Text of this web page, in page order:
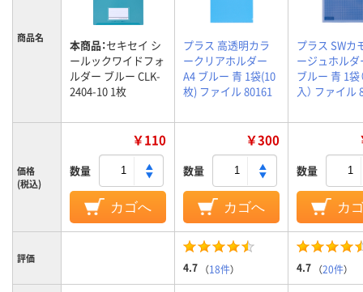
商品名 本商品：セキセイ シ
ールックワイドフォ
ルダー ブルー CLK-
2404-10 1枚
プラス 高透明カラ
ークリアホルダー
A4 ブルー 青 1袋(10
枚) ファイル 80161
プラス SWカ
ージュホルダ
ブルー 青 1袋
入） ファイル
価格
(税込)
￥110
数量
カゴへ
￥300
数量
カゴへ
数量
カ
評価
4.7 （18件） 4.7 （20件）